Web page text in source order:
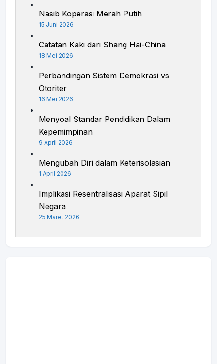
Nasib Koperasi Merah Putih
15 Juni 2026
Catatan Kaki dari Shang Hai-China
18 Mei 2026
Perbandingan Sistem Demokrasi vs
Otoriter
16 Mei 2026
Menyoal Standar Pendidikan Dalam
Kepemimpinan
9 April 2026
Mengubah Diri dalam Keterisolasian
1 April 2026
Implikasi Resentralisasi Aparat Sipil
Negara
25 Maret 2026